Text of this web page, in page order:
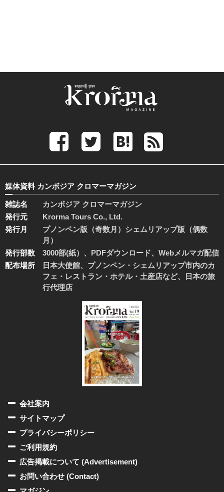
媒体資料 カンボジア クロマーマガジン
雑誌名
カンボジア クロマーマガジン
発行元
Krorma Tours Co., Ltd.
発行月
プノンペン版（奇数月）シェムリアップ版（偶数
月）
発行部数
3000部(紙）、PDFダウンロード、Webメルマガ配信
配布場所
日本大使館、プノンペン・シェムリアップ市内のカ
フェ・レストラン・ホテル・土産店など、日本の旅
行代理店
会社案内
サイトマップ
プライバシーポリシー
ご利用規約
広告掲載について (Advertisement)
お問い合わせ (Contact)